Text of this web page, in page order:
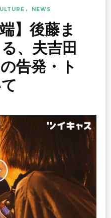
NEWS
】後藤ま
、夫吉田
告発・ト